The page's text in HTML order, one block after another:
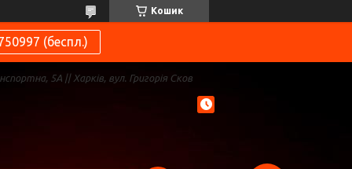
Кошик
(беспл.)
5А || Харків, вул. Григорія Сков